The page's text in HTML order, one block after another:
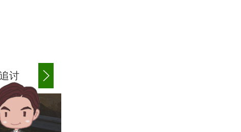
讨 商账追讨清欠